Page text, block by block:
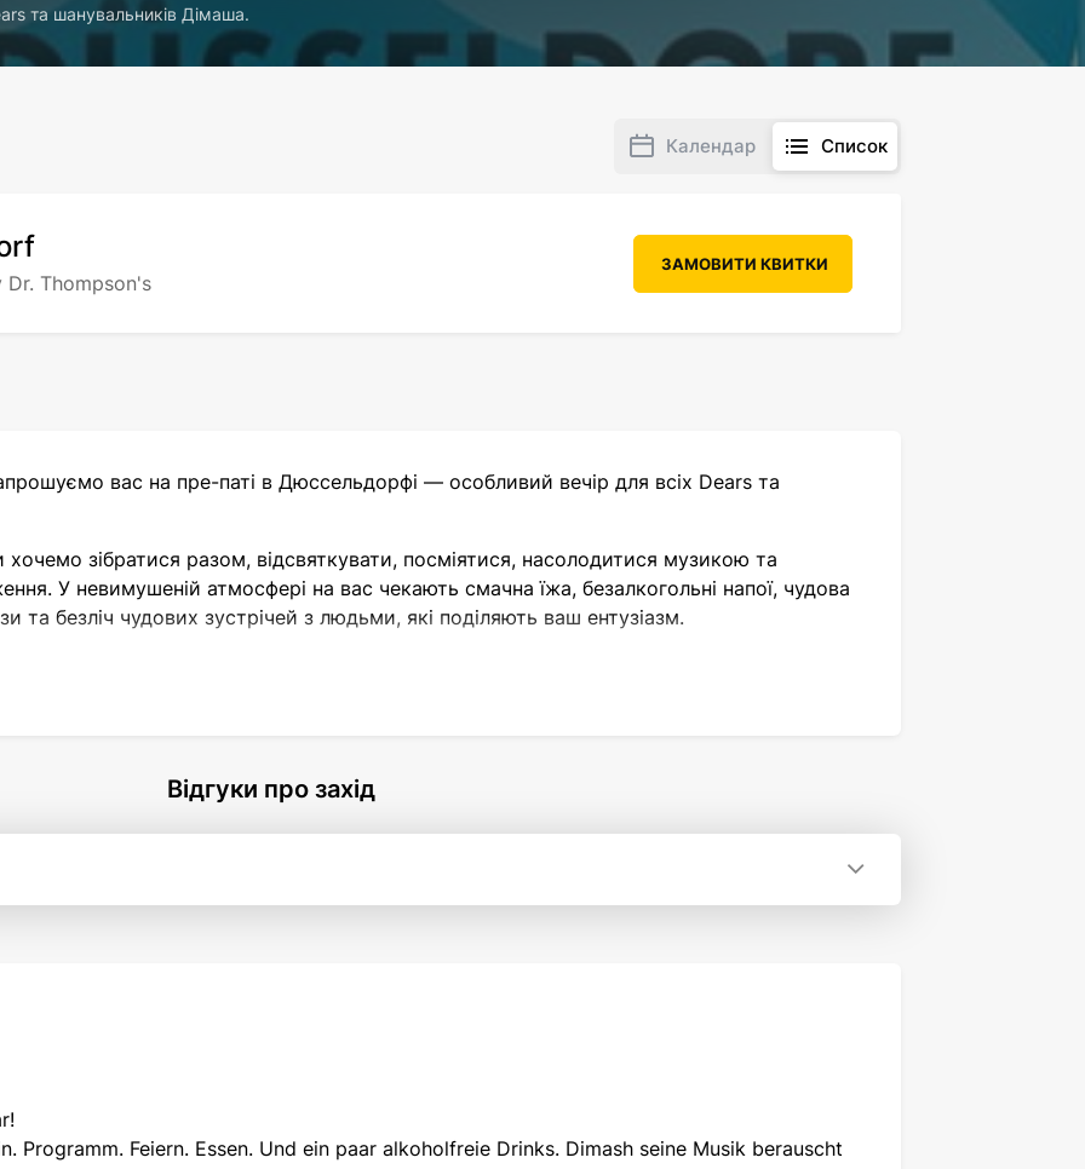
та шанувальників Дімаша.
Календар Список
Thompson's
ЗАМОВИТИ КВИТКИ
вас на пре-паті в Дюссельдорфі — особливий вечір для всіх Dears та
зібратися разом, відсвяткувати, посміятися, насолодитися музикою та
У невимушеній атмосфері на вас чекають смачна їжа, безалкогольні напої, чудова
безліч чудових зустрічей з людьми, які поділяють ваш ентузіазм.
Відгуки про захід
Programm. Feiern. Essen. Und ein paar alkoholfreie Drinks. Dimash seine Musik berauscht